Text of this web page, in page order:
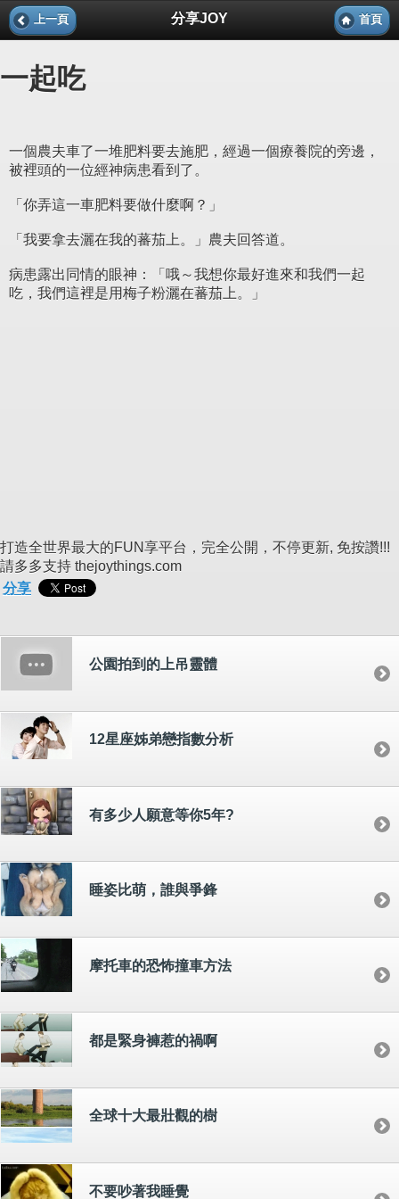
上一頁 分享JOY 首頁
一起吃
一個農夫車了一堆肥料要去施肥，經過一個療養院的旁邊，
被裡頭的一位經神病患看到了。
「你弄這一車肥料要做什麼啊？」
「我要拿去灑在我的蕃茄上。」農夫回答道。
病患露出同情的眼神：「哦～我想你最好進來和我們一起
吃，我們這裡是用梅子粉灑在蕃茄上。」
打造全世界最大的FUN享平台，完全公開，不停更新, 免按讚!!!
請多多支持 thejoythings.com
分享
公園拍到的上吊靈體
12星座姊弟戀指數分析
有多少人願意等你5年?
睡姿比萌，誰與爭鋒
摩托車的恐怖撞車方法
都是緊身褲惹的禍啊
全球十大最壯觀的樹
不要吵著我睡覺